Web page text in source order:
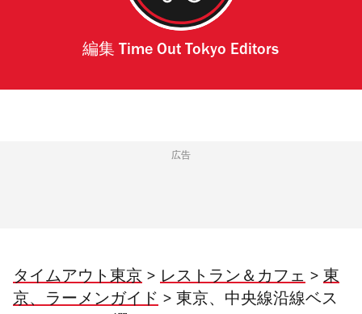
編集 Time Out Tokyo Editors
広告
タイムアウト東京 > レストラン＆カフェ > 東
京、ラーメンガイド > 東京、中央線沿線ベス